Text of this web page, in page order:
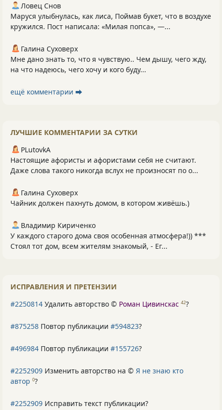
Ловец Снов
Маруся улыбнулась, как лиса, Поймав букет, что в воздухе
кружился. Пост написала: «Милая попса», —...
Галина Суховерх
Мне дано знать то, что я чувствую.. Чем дышу, чего жду,
на что надеюсь, чего хочу и кого буду...
ещё комментарии ⮕
ЛУЧШИЕ КОММЕНТАРИИ ЗА СУТКИ
PLutоvkА
Настоящие афористы и афористами себя не считают.
Даже слова такого никогда вслух не произносят по о...
Галина Суховерх
Чайник должен пахнуть домом, в котором живёшь.)
Владимир Кириченко
У каждого старого дома своя особенная атмосфера!)) ***
Стоял тот дом, всем жителям знакомый, - Ег...
ИСПРАВЛЕНИЯ И ПРЕТЕНЗИИ
#2250814 Удалить авторство © Роман Цивинскас 42?
#875258 Повтор публикации #594823?
#496984 Повтор публикации #155726?
#2252909 Изменить авторство на © Я не знаю кто
автор 0?
#2252909 Исправить текст публикации?